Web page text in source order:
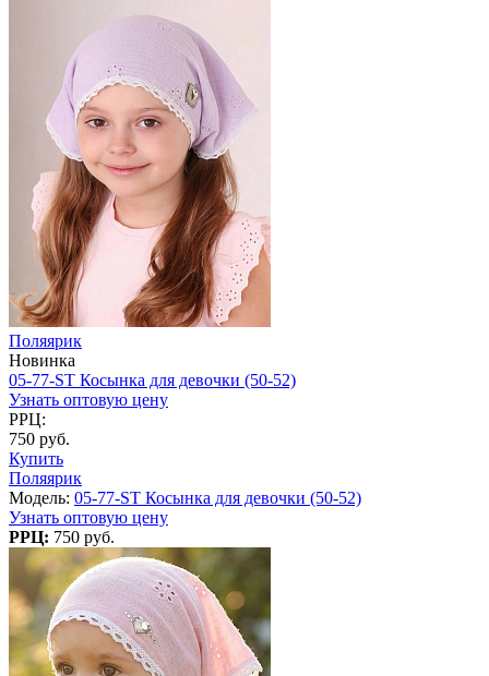
Поляярик
Новинка
05-77-ST Косынка для девочки (50-52)
Узнать оптовую цену
РРЦ:
750 руб.
Купить
Поляярик
Модель: 05-77-ST Косынка для девочки (50-52)
Узнать оптовую цену
РРЦ: 750 руб.